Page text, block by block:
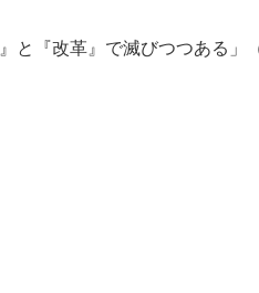
『改革』で滅びつつある」